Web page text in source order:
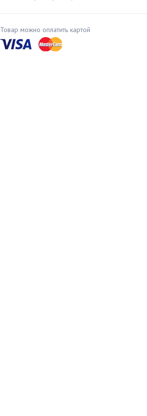
Товар можно оплатить картой